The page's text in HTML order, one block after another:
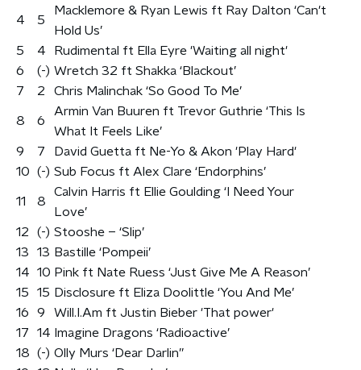
4 5
Macklemore & Ryan Lewis ft Ray Dalton ‘Can't
Hold Us’
5
4
Rudimental ft Ella Eyre 'Waiting all night'
6
(-) Wretch 32 ft Shakka ‘Blackout’
7
2 Chris Malinchak ‘So Good To Me’
8 6
Armin Van Buuren ft Trevor Guthrie ‘This Is
What It Feels Like’
9
7
David Guetta ft Ne-Yo & Akon 'Play Hard'
10
(-) Sub Focus ft Alex Clare ‘Endorphins’
11 8
Calvin Harris ft Ellie Goulding ‘I Need Your
Love’
12
(-) Stooshe – ‘Slip’
13
13 Bastille ‘Pompeii’
14
10 Pink ft Nate Ruess ‘Just Give Me A Reason’
15
15 Disclosure ft Eliza Doolittle ‘You And Me’
16
9
Will.I.Am ft Justin Bieber 'That power'
17
14 Imagine Dragons ‘Radioactive’
18
(-) Olly Murs ‘Dear Darlin’’